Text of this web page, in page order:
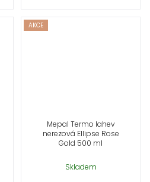
AKCE
Mepal Termo lahev
nerezová Ellipse Rose
Gold 500 ml
Skladem